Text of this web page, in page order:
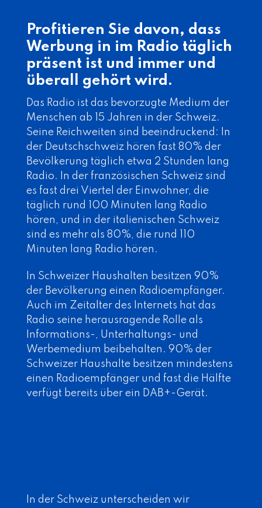
Profitieren Sie davon, dass
Werbung in im Radio täglich
präsent ist und immer und
überall gehört wird.
Das Radio ist das bevorzugte Medium der
Menschen ab 15 Jahren in der Schweiz.
Seine Reichweiten sind beeindruckend: In
der Deutschschweiz hören fast 80% der
Bevölkerung täglich etwa 2 Stunden lang
Radio. In der französischen Schweiz sind
es fast drei Viertel der Einwohner, die
täglich rund 100 Minuten lang Radio
hören, und in der italienischen Schweiz
sind es mehr als 80%, die rund 110
Minuten lang Radio hören.
In Schweizer Haushalten besitzen 90%
der Bevölkerung einen Radioempfänger.
Auch im Zeitalter des Internets hat das
Radio seine herausragende Rolle als
Informations-, Unterhaltungs- und
Werbemedium beibehalten. 90% der
Schweizer Haushalte besitzen mindestens
einen Radioempfänger und fast die Hälfte
verfügt bereits über ein DAB+-Gerät.
In der Schweiz unterscheiden wir